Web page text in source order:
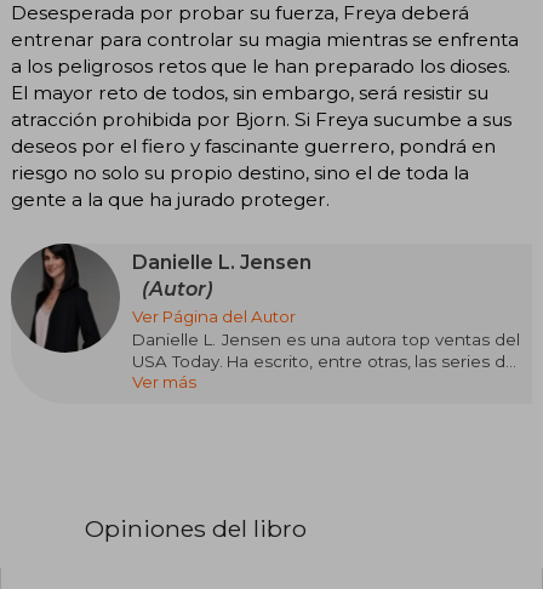
Desesperada por probar su fuerza, Freya deberá
entrenar para controlar su magia mientras se enfrenta
a los peligrosos retos que le han preparado los dioses.
El mayor reto de todos, sin embargo, será resistir su
atracción prohibida por Bjorn. Si Freya sucumbe a sus
deseos por el fiero y fascinante guerrero, pondrá en
riesgo no solo su propio destino, sino el de toda la
gente a la que ha jurado proteger.
Danielle L. Jensen
(Autor)
Ver Página del Autor
Danielle L. Jensen es una autora top ventas del
USA Today. Ha escrito, entre otras, las series de:
The Malediction Novels, Dark Shores y de El
Ver más
Opiniones del libro